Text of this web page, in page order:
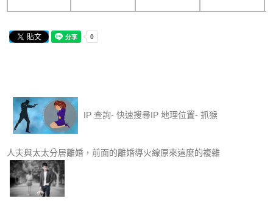
IP 查詢- 快速搜尋IP 地理位置- 抓猴
人夫與太太分居離婚，前面的離婚導火線原來這麼的複雜